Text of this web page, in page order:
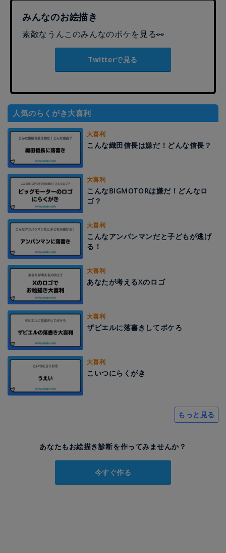
みんなのお絵描き
素敵なうんこのみんなのボケを見る👀
Twitterで見る
人気のらくがき大喜利
大喜利
こんな織田信長は嫌だ！どんな信長？
大喜利
こんなBIGMOTORは嫌だ！どんなロ
ゴ？
大喜利
こんなアンパンマンだと子どもが逃げ
る！
大喜利
あなたが考えるXのロゴ
大喜利
ザビエルに落書きしてボケろ
大喜利
こいつにらくがき
もっと見る
あなたもお絵描き診断を作ってみませんか？
今すぐ作る